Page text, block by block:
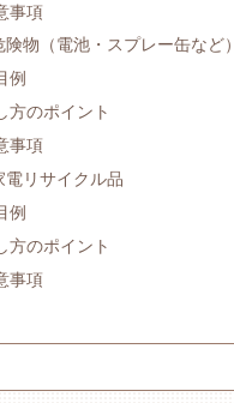
事項
物（電池・スプレー缶など）
例
方のポイント
事項
電リサイクル品
例
方のポイント
事項